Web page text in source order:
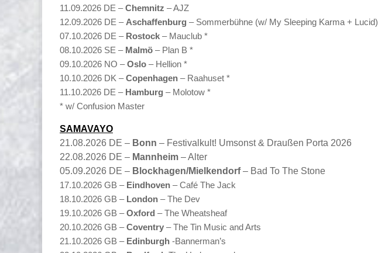
11.09.2026 DE –Chemnitz – AJZ
12.09.2026 DE – Aschaffenburg – Sommerbühne (w/ My Sleeping Karma + Lucid)
07.10.2026 DE – Rostock – Mauclub *
08.10.2026 SE – Malmö – Plan B *
09.10.2026 NO –Oslo – Hellion *
10.10.2026 DK –Copenhagen – Raahuset *
11.10.2026 DE – Hamburg – Molotow *
* w/ Confusion Master
SAMAVAYO
21.08.2026 DE – Bonn – Festivalkult! Umsonst & Draußen Porta 2026
22.08.2026 DE – Mannheim – Alter
05.09.2026 DE – Blockhagen/Mielkendorf– Bad To The Stone
17.10.2026 GB – Eindhoven – Café The Jack
18.10.2026 GB – London – The Dev
19.10.2026 GB –Oxford – The Wheatsheaf
20.10.2026 GB –Coventry – The Tin Music and Arts
21.10.2026 GB – Edinburgh -Bannerman’s